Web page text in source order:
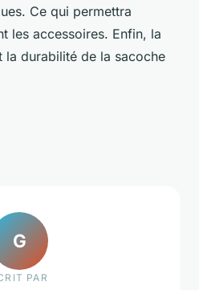
Ce qui permettra
les accessoires. Enfin, la
durabilité de la sacoche
G
PAR